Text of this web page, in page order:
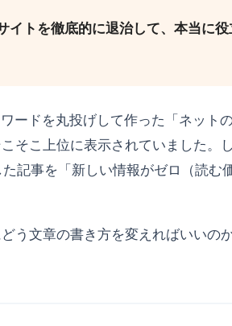
イトを徹底的に退治して、本当に
ードを丸投げして作った「ネット
そこ上位に表示されていました。
た記事を「新しい情報がゼロ（読む
う文章の書き方を変えればいいの